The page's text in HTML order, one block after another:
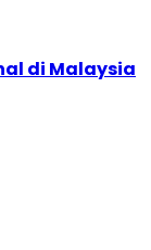
di Malaysia